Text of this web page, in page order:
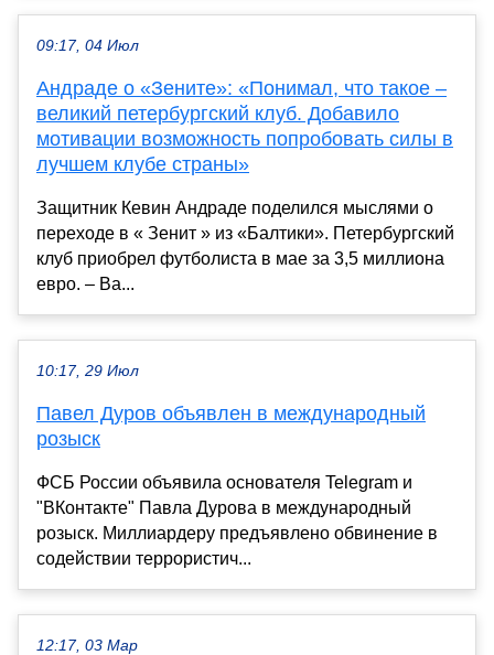
09:17, 04 Июл
Андраде о «Зените»: «Понимал, что такое –
великий петербургский клуб. Добавило
мотивации возможность попробовать силы в
лучшем клубе страны»
Защитник Кевин Андраде поделился мыслями о
переходе в « Зенит » из «Балтики». Петербургский
клуб приобрел футболиста в мае за 3,5 миллиона
евро. – Ва...
10:17, 29 Июл
Павел Дуров объявлен в международный
розыск
ФСБ России объявила основателя Telegram и
"ВКонтакте" Павла Дурова в международный
розыск. Миллиардеру предъявлено обвинение в
содействии террористич...
12:17, 03 Мар